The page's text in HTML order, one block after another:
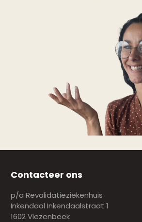
Contacteer ons
p/a Revalidatieziekenhuis
Inkendaal Inkendaalstraat 1
1602 Vlezenbeek